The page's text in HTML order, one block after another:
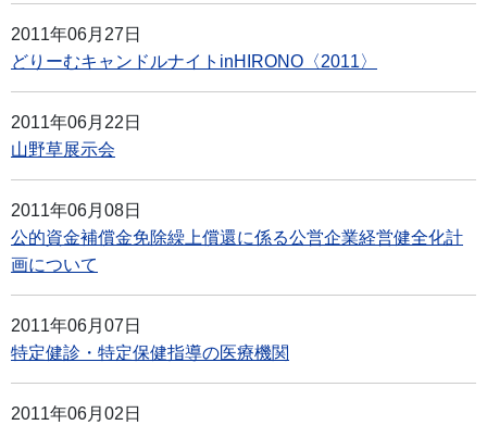
2011年06月27日
どりーむキャンドルナイトinHIRONO〈2011〉
2011年06月22日
山野草展示会
2011年06月08日
公的資金補償金免除繰上償還に係る公営企業経営健全化計
画について
2011年06月07日
特定健診・特定保健指導の医療機関
2011年06月02日